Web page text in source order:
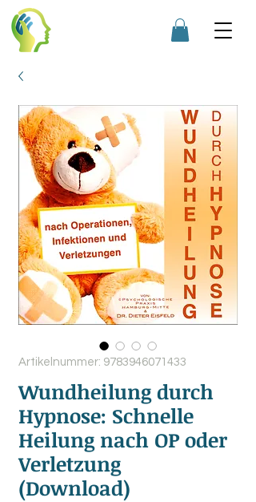
Artikelnummer: 9783946071433
Wundheilung durch
Hypnose: Schnelle
Heilung nach OP oder
Verletzung
(Download)